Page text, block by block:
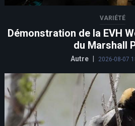
VARIÉTÉ
Démonstration de la EVH
du Marshall
Autre 2026-08-07